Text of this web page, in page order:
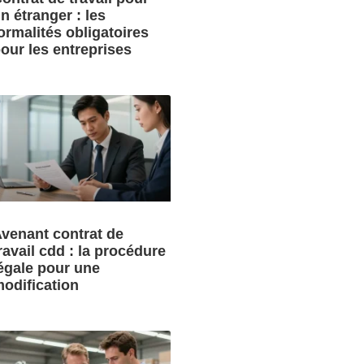
étranger : les
obligatoires
les entreprises
contrat de
cdd : la procédure
pour une